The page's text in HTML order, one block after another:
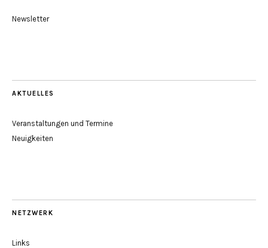
Newsletter
AKTUELLES
Veranstaltungen und Termine
Neuigkeiten
NETZWERK
Links